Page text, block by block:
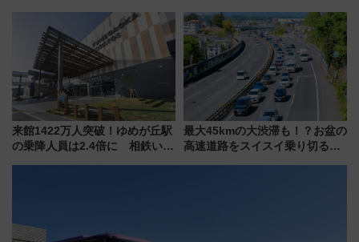
に 乗車には予約が必要
新鎌ヶ谷はどう変わる？ 全テナ
ント情報も公開！
来館1422万人突破！ゆめが丘駅
の乗降人員は2.4倍に 相鉄いず
最大45kmの大渋滞も！？お盆の
高速道路をスイスイ乗り切る快